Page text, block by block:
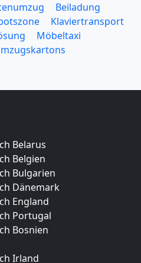
Beiladung
Klaviertransport
Möbeltaxi
Belarus
Belgien
Bulgarien
Dänemark
England
Portugal
Bosnien
Irland